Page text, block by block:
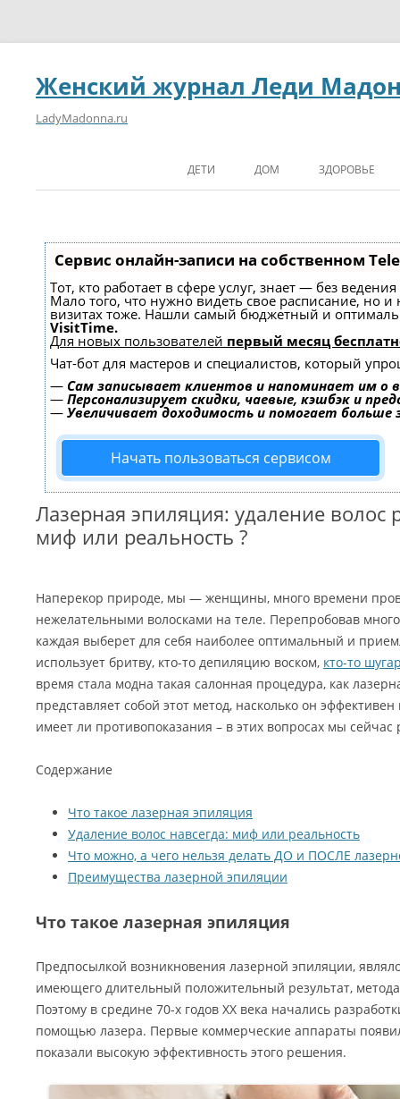
Женский журнал Леди
LadyMadonna.ru
ДЕТИ ДОМ ЗДОРОВЬЕ
Сервис онлайн-записи на собственном
Тот, кто работает в сфере услуг, знает — без
Мало того, что нужно видеть свое расписание, но
визитах тоже. Нашли самый бюджетный и
VisitTime.
Для новых пользователей первый месяц
Чат-бот для мастеров и специалистов, который
— Сам записывает клиентов и напоминает им о
— Персонализирует скидки, чаевые, кэшбэк и
— Увеличивает доходимость и помогает
Начать пользоваться сервисом
Лазерная эпиляция: удаление волос
миф или реальность ?
Наперекор природе, мы — женщины, много времени
нежелательными волосками на теле. Перепробовав
каждая выберет для себя наиболее оптимальный и
использует бритву, кто-то депиляцию воском, кто-то
время стала модна такая салонная процедура, как
представляет собой этот метод, насколько он
имеет ли противопоказания – в этих вопросах мы сейчас
Содержание
Что такое лазерная эпиляция
Удаление волос навсегда: миф или реальность
Что можно, а чего нельзя делать ДО и ПОСЛЕ
Преимущества лазерной эпиляции
Что такое лазерная эпиляция
Предпосылкой возникновения лазерной эпиляции,
имеющего длительный положительный результат,
Поэтому в средине 70-х годов ХХ века начались
помощью лазера. Первые коммерческие аппараты
показали высокую эффективность этого решения.